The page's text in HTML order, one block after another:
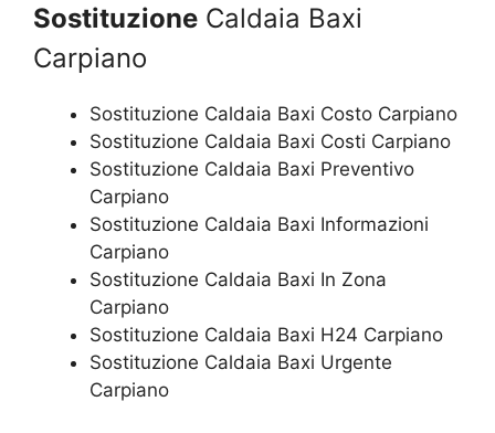
Sostituzione Caldaia Baxi
Carpiano
Sostituzione Caldaia Baxi Costo Carpiano
Sostituzione Caldaia Baxi Costi Carpiano
Sostituzione Caldaia Baxi Preventivo
Carpiano
Sostituzione Caldaia Baxi Informazioni
Carpiano
Sostituzione Caldaia Baxi In Zona
Carpiano
Sostituzione Caldaia Baxi H24 Carpiano
Sostituzione Caldaia Baxi Urgente
Carpiano